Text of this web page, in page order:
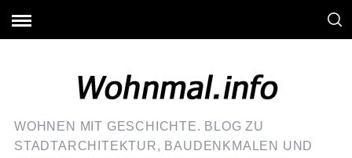
WOHNEN MIT GESCHICHTE. BLOG ZU
STADTARCHITEKTUR, BAUDENKMALEN UND